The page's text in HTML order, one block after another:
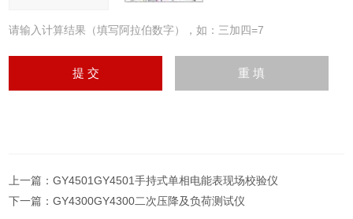
请输入计算结果（填写阿拉伯数字），如：三加四=7
上一篇：GY4501GY4501手持式单相电能表现场校验仪
下一篇：GY4300GY4300二次压降及负荷测试仪